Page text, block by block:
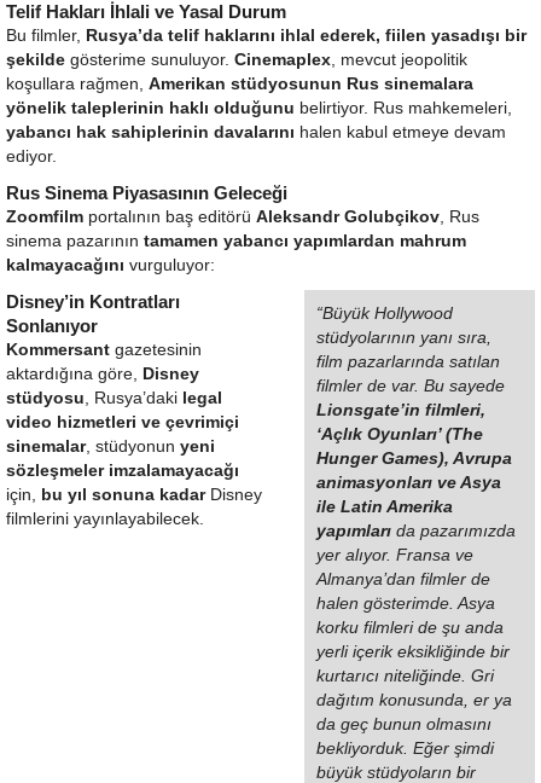
Telif Hakları İhlali ve Yasal Durum
Bu filmler,
Rusya’da telif haklarını ihlal ederek, fiilen yasadışı bir
şekilde gösterime sunuluyor. Cinemaplex , mevcut jeopolitik
koşullara rağmen, Amerikan stüdyosunun Rus sinemalara
yönelik taleplerinin haklı olduğunu belirtiyor. Rus mahkemeleri,
yabancı hak sahiplerinin davalarını halen kabul etmeye devam
ediyor.
Rus Sinema Piyasasının Geleceği
Zoomfilm portalının baş editörü Aleksandr Golubçikov , Rus
sinema pazarının tamamen yabancı yapımlardan mahrum
kalmayacağını vurguluyor:
“Büyük Hollywood
stüdyolarının yanı sıra,
film pazarlarında satılan
filmler de var. Bu sayede
Lionsgate’in filmleri,
‘Açlık Oyunları’ (The
Hunger Games), Avrupa
animasyonları ve Asya
ile Latin Amerika
yapımları da pazarımızda
yer alıyor. Fransa ve
Almanya’dan filmler de
halen gösterimde. Asya
korku filmleri de şu anda
yerli içerik eksikliğinde bir
kurtarıcı niteliğinde. Gri
dağıtım konusunda, er ya
da geç bunun olmasını
bekliyorduk. Eğer şimdi
büyük stüdyoların bir
Disney’in Kontratları
Sonlanıyor
Kommersant gazetesinin
aktardığına göre,
Disney
stüdyosu , Rusya’daki legal
video hizmetleri ve çevrimiçi
sinemalar, stüdyonun yeni
sözleşmeler imzalamayacağı
için,
bu yıl sonuna kadarDisney
filmlerini yayınlayabilecek.